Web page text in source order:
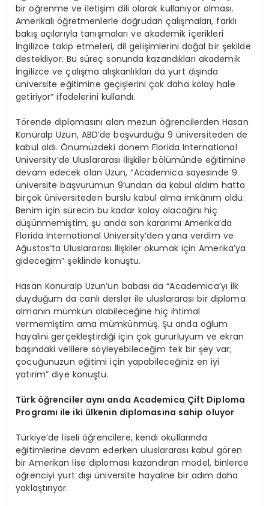
bir öğrenme ve iletişim dili olarak kullanıyor olması.
Amerikalı öğretmenlerle doğrudan çalışmaları, farklı
bakış açılarıyla tanışmaları ve akademik içerikleri
İngilizce takip etmeleri, dil gelişimlerini doğal bir şekilde
destekliyor. Bu süreç sonunda kazandıkları akademik
İngilizce ve çalışma alışkanlıkları da yurt dışında
üniversite eğitimine geçişlerini çok daha kolay hale
getiriyor” ifadelerini kullandı.
Törende diplomasını alan mezun öğrencilerden Hasan
Konuralp Uzun, ABD’de başvurduğu 9 üniversiteden de
kabul aldı. Önümüzdeki dönem Florida International
University’de Uluslararası İlişkiler bölümünde eğitimine
devam edecek olan Uzun, “Academica sayesinde 9
üniversite başvurumun 9’undan da kabul aldım hatta
birçok üniversiteden burslu kabul alma imkânım oldu.
Benim için sürecin bu kadar kolay olacağını hiç
düşünmemiştim, şu anda son kararımı Amerika’da
Florida International University’den yana verdim ve
Ağustos’ta Uluslararası İlişkiler okumak için Amerika’ya
gideceğim” şeklinde konuştu.
Hasan Konuralp Uzun’un babası da “Academica’yı ilk
duyduğum da canlı dersler ile uluslararası bir diploma
almanın mümkün olabileceğine hiç ihtimal
vermemiştim ama mümkünmüş. Şu anda oğlum
hayalini gerçekleştirdiği için çok gururluyum ve ekran
başındaki velilere söyleyebileceğim tek bir şey var;
çocuğunuzun eğitimi için yapabileceğiniz en iyi
yatırım” diye konuştu.
Türk öğrenciler aynı anda Academica Çift Diploma
Programı ile iki ülkenin diplomasına sahip oluyor
Türkiye’de liseli öğrencilere, kendi okullarında
eğitimlerine devam ederken uluslararası kabul gören
bir Amerikan lise diploması kazandıran model, binlerce
öğrenciyi yurt dışı üniversite hayaline bir adım daha
yaklaştırıyor.